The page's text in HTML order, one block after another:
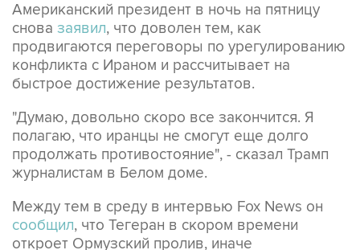
Американский президент в ночь на пятницу
снова заявил, что доволен тем, как
продвигаются переговоры по урегулированию
конфликта с Ираном и рассчитывает на
быстрое достижение результатов.
"Думаю, довольно скоро все закончится. Я
полагаю, что иранцы не смогут еще долго
продолжать противостояние", - сказал Трамп
журналистам в Белом доме.
Между тем в среду в интервью Fox News он
сообщил, что Тегеран в скором времени
откроет Ормузский пролив, иначе